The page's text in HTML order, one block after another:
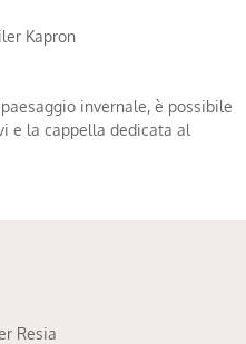
Kapron
invernale, è possibile
e la cappella dedicata al
Resia